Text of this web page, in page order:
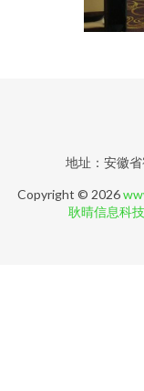
地址：安徽
Copyright © 2026
耿晴信息科